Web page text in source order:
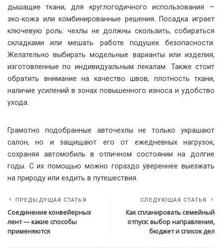
дышащие ткани, для круглогодичного использования —
эко-кожа или комбинированные решения. Посадка играет
ключевую роль: чехлы не должны скользить, собираться
складками или мешать работе подушек безопасности.
Желательно выбирать модельные варианты или изделия,
изготовленные по индивидуальным лекалам. Также стоит
обратить внимание на качество швов, плотность ткани,
наличие усилений в зонах повышенного износа и удобство
ухода.
Грамотно подобранные авточехлы не только украшают
салон, но и защищают его от ежедневных нагрузок,
сохраняя автомобиль в отличном состоянии на долгие
годы. С их помощью можно гораздо увереннее выезжать
на природу или ездить в путешествия.
ПРЕДЫДУЩАЯ СТАТЬЯ
Соединение конвейерных
лент — какие способы
применяются
СЛЕДУЮЩАЯ СТАТЬЯ
Как спланировать семейный
отпуск: выбор направления,
бюджет и список дел